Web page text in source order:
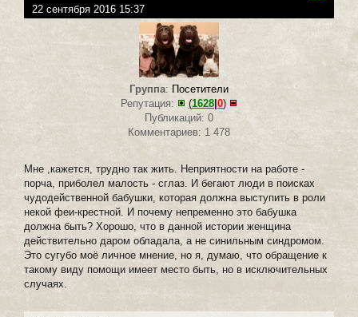
22 сентября 2016 15:37
Группа: Посетители
Репутация:
(1628 0)
Публикаций: 0
Комментариев: 1 478
Мне ,кажется, трудно так жить. Неприятности на работе -
порча, приболел малость - сглаз. И бегают люди в поисках
чудодейственной бабушки, которая должна выступить в роли
некой феи-крестной. И почему непременно это бабушка
должна быть? Хорошо, что в данной истории женщина
действительно даром обладала, а не синильным синдромом.
Это сугубо моё личное мнение, но я, думаю, что обращение к
такому виду помощи имеет место быть, но в исключительных
случаях.